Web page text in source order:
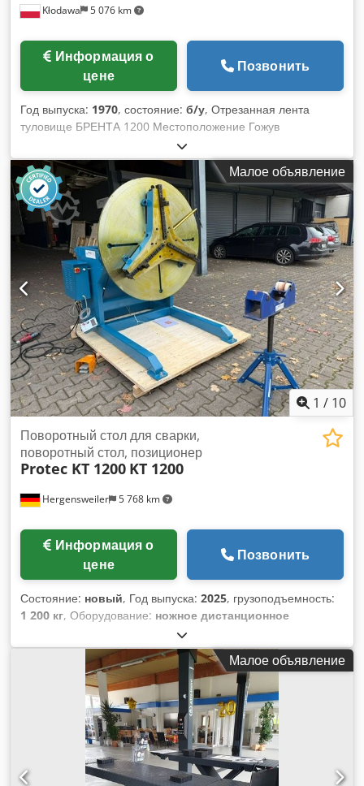
Kłodawa 5 076 km
цене
Позвонить
Год выпуска: 1970, состояние: б/у, Отрезанная лента
туловище БРЕНТА 1200 Местоположение Гожув
Велькопольский. Условия поставки Crjdocudizopfx Acief
Стоимость доставки Клиентская крышка тип запуска
согласованный сайт Описание Комментарии Вертикальная
ленточная пила полотно стилитованное твердосплавное
колесо диаметром 1200 мм, регулируемая механическая
подача, регулировка подачи плавно на ленте и колеса
плоские, чугунные, нет необходимости в креплении.
Важная машина имеет возможность резать диаметром до
330 мм, новая электроника, полная готовность к работе,
ширина ленты 200 мм стилитовая, после заливки резины
на колеса не нужно регенерировать.
Малое объявление
1 / 10
Hergensweiler 5 768 km
Поворотный стол для сварки,
поворотный стол, позиционер
Protec KT 1200 KT 1200
цене
Позвонить
Состояние: новый, Год выпуска: 2025, грузоподъемность:
1 200 кг, Оборудование: ножное дистанционное
, Сварочный позиционер с грузоподъемностью
1200 кг, CE-сертификат Грузоподъемность в
горизонтальном положении: 1200 кг Credpfx Acexq S Nisisf
Грузоподъемность при наклоне: 1200 кг при расстоянии
центра нагрузки 250 мм Очень прочная конструкция
Бесступенчатая регулировка скорости от 0,05 до 0,7 об/мин
(возможна доработка для большего числа оборотов за
небольшую доплату) Диаметр поворотного стола: 1200 мм
Наклон до 120° Высота в горизонтальном положении: 1,05
Малое объявление